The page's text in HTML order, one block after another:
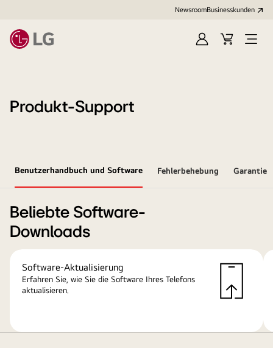
NewsroomBusinesskunden
AnmeldenWarenkorb
Menü
Produkt-Support
Benutzerhandbuch und Software Fehlerbehebung Garantie
Beliebte Software-
Downloads
Software-Aktualisierung
Erfahren Sie, wie Sie die Software Ihres Telefons
aktualisieren.